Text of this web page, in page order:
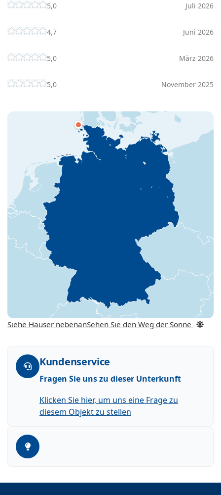
5,0 Juli 2026
4,7 Juni 2026
5,0 März 2026
5,0 November 2025
Siehe Häuser nebenanSehen Sie den Weg der Sonne
Kundenservice
Fragen Sie uns zu dieser Unterkunft
Klicken Sie hier, um uns eine Frage zu
diesem Objekt zu stellen